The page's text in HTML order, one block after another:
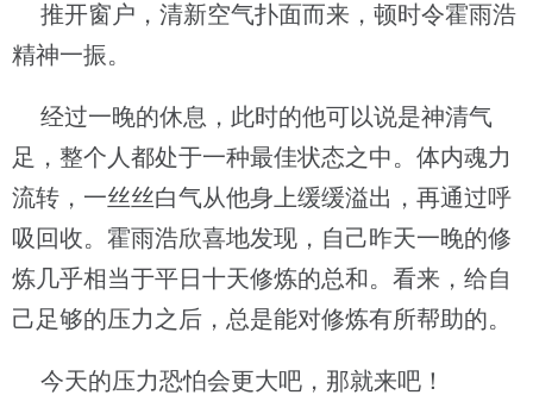
推开窗户，清新空气扑面而来，顿时令霍雨浩
精神一振。
经过一晚的休息，此时的他可以说是神清气
足，整个人都处于一种最佳状态之中。体内魂力
流转，一丝丝白气从他身上缓缓溢出，再通过呼
吸回收。霍雨浩欣喜地发现，自己昨天一晚的修
炼几乎相当于平日十天修炼的总和。看来，给自
己足够的压力之后，总是能对修炼有所帮助的。
今天的压力恐怕会更大吧，那就来吧！